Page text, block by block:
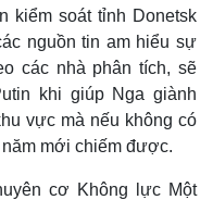
kiểm soát tỉnh Donetsk
nguồn tin am hiểu sự
các nhà phân tích, sẽ
khi giúp Nga giành
vực mà nếu không có
mới chiếm được.
cơ Không lực Một